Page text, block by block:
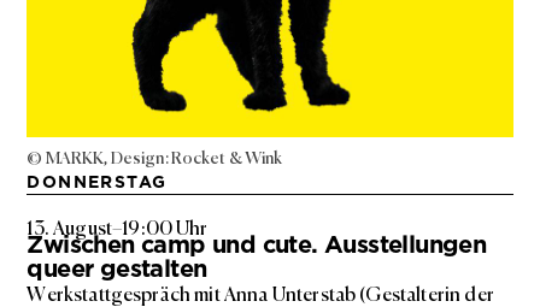
© MARKK, Design: Rocket & Wink
DONNERSTAG
13. August–19:00 Uhr
Zwischen camp und cute. Ausstellungen
queer gestalten
Werkstattgespräch mit Anna Unterstab (Gestalterin der